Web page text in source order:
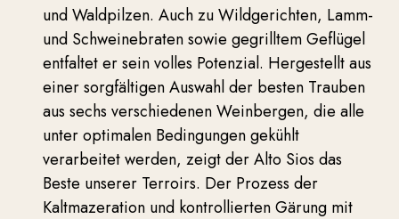
und Waldpilzen. Auch zu Wildgerichten, Lamm-
und Schweinebraten sowie gegrilltem Geflügel
entfaltet er sein volles Potenzial. Hergestellt aus
einer sorgfältigen Auswahl der besten Trauben
aus sechs verschiedenen Weinbergen, die alle
unter optimalen Bedingungen gekühlt
verarbeitet werden, zeigt der Alto Sios das
Beste unserer Terroirs. Der Prozess der
Kaltmazeration und kontrollierten Gärung mit